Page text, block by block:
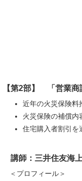
【第2部】 「営業商
近年の火災保険料
火災保険の補償内
住宅購入者割引を
講師：三井住友海
＜プ